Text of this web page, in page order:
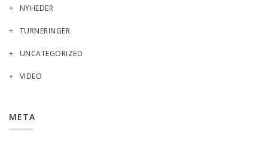
NYHEDER
TURNERINGER
UNCATEGORIZED
VIDEO
META